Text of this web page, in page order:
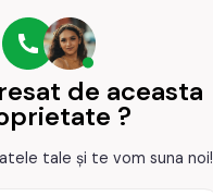
de aceasta
?
tale și te vom suna noi!